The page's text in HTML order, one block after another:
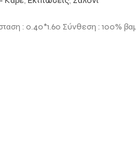
: 0.40*1.60 Σύνθεση : 100%